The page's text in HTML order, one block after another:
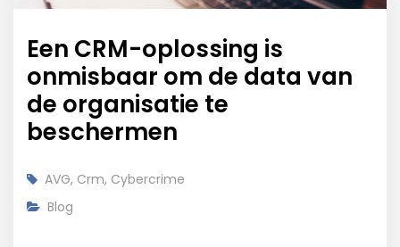
Een CRM-oplossing is
onmisbaar om de data van
de organisatie te
beschermen
AVG, Crm, Cybercrime
Blog